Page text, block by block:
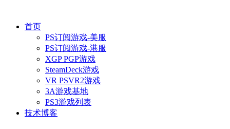
首页
PS订阅游戏-美服
PS订阅游戏-港服
XGP PGP游戏
SteamDeck游戏
VR PSVR2游戏
3A游戏基地
PS3游戏列表
技术博客